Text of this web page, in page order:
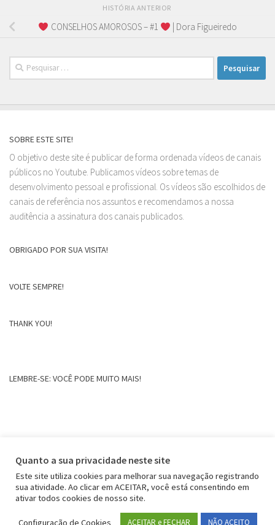
HISTÓRIA ANTERIOR
CONSELHOS AMOROSOS – #1 | Dora Figueiredo
Pesquisar
por:
SOBRE ESTE SITE!
O objetivo deste site é publicar de forma ordenada vídeos de canais
públicos no Youtube. Publicamos vídeos sobre temas de
desenvolvimento pessoal e profissional. Os vídeos são escolhidos de
canais de referência nos assuntos e recomendamos a nossa
auditência a assinatura dos canais publicados.
OBRIGADO POR SUA VISITA!
VOLTE SEMPRE!
THANK YOU!
LEMBRE-SE: VOCÊ PODE MUITO MAIS!
Quanto a sua privacidade neste site
Este site utiliza cookies para melhorar sua navegação registrando
sua atividade. Ao clicar em ACEITAR, você está consentindo em
ativar todos cookies de nosso site.
Configuração de Cookies ACEITAR e FECHAR NÃO ACEITO